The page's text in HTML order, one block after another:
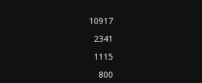
10917
2341
1115
800